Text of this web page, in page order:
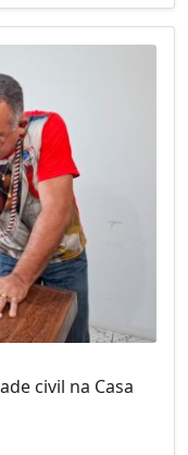
civil na Casa